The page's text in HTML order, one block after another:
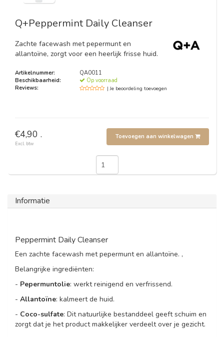
Q+Peppermint Daily Cleanser
Zachte facewash met pepermunt en
allantoïne, zorgt voor een heerlijk frisse huid.
Artikelnummer:
QA0011
Beschikbaarheid:
Op voorraad
Reviews:
| Je beoordeling toevoegen
€4,90 .
Excl. btw
Toevoegen aan winkelwagen
Informatie
Peppermint Daily Cleanser
Een zachte facewash met pepermunt en allantoïne. ,
Belangrijke ingrediënten:
- Pepermuntolie: werkt reinigend en verfrissend.
- Allantoïne: kalmeert de huid.
- Coco-sulfate: Dit natuurlijke bestanddeel geeft schuim en
zorgt dat je het product makkelijker verdeelt over je gezicht.